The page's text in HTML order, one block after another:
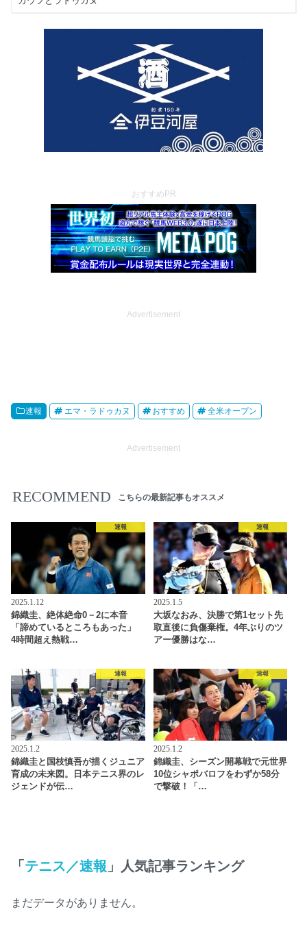
おすすめPR
Advertisement
速報 エマ・ラドゥカヌ おすすめ 全米オープン
Advertisement
RECOMMEND こちらの最新記事もオススメ
速報
2025.1.12
錦織圭、絶体絶命0－2に本音
「諦めているところもあった」
4時間超え熱戦…
速報
2025.1.5
大坂なおみ、決勝で第1セット先
取直後に負傷棄権。4年ぶりのツ
アー優勝はな…
速報
2025.1.2
錦織圭と国枝慎吾が描くジュニア
育成の未来図。日本テニス界のレ
ジェンドが伝…
速報
2025.1.2
錦織圭、シーズン開幕戦で元世界
10位シャポバロフをわずか58分
で撃破！「…
「テニス／速報 」人気記事ランキング
まだデータがありません。